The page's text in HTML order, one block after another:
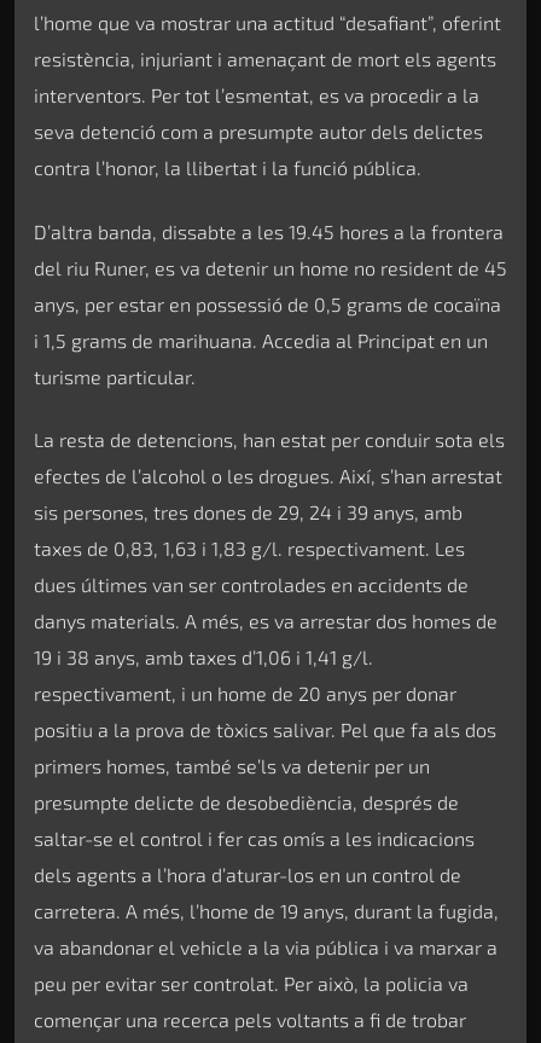
l’home que va mostrar una actitud “desafiant”, oferint
resistència, injuriant i amenaçant de mort els agents
interventors. Per tot l’esmentat, es va procedir a la
seva detenció com a presumpte autor dels delictes
contra l’honor, la llibertat i la funció pública.
D’altra banda, dissabte a les 19.45 hores a la frontera
del riu Runer, es va detenir un home no resident de 45
anys, per estar en possessió de 0,5 grams de cocaïna
i 1,5 grams de marihuana. Accedia al Principat en un
turisme particular.
La resta de detencions, han estat per conduir sota els
efectes de l’alcohol o les drogues. Així, s’han arrestat
sis persones, tres dones de 29, 24 i 39 anys, amb
taxes de 0,83, 1,63 i 1,83 g/l. respectivament. Les
dues últimes van ser controlades en accidents de
danys materials. A més, es va arrestar dos homes de
19 i 38 anys, amb taxes d’1,06 i 1,41 g/l.
respectivament, i un home de 20 anys per donar
positiu a la prova de tòxics salivar. Pel que fa als dos
primers homes, també se’ls va detenir per un
presumpte delicte de desobediència, després de
saltar-se el control i fer cas omís a les indicacions
dels agents a l’hora d’aturar-los en un control de
carretera. A més, l’home de 19 anys, durant la fugida,
va abandonar el vehicle a la via pública i va marxar a
peu per evitar ser controlat. Per això, la policia va
començar una recerca pels voltants a fi de trobar